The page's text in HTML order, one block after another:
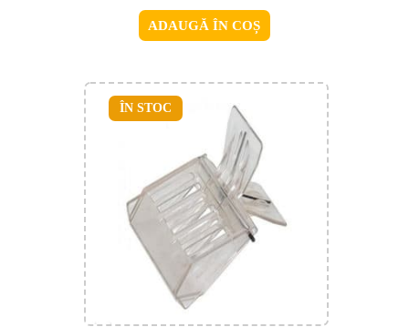
ADAUGĂ ÎN COȘ
ÎN STOC